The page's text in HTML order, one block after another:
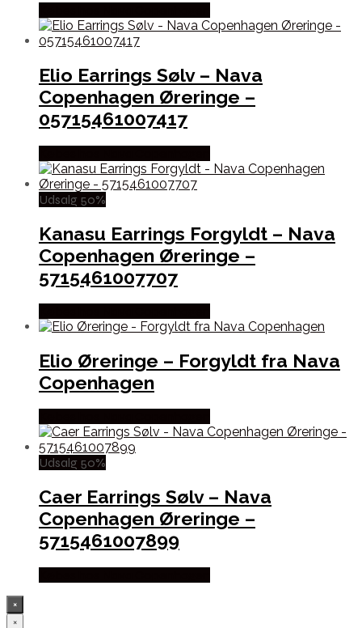
Elio Earrings Sølv – Nava
Copenhagen Øreringe –
05715461007417
Udsalg 50%
Kanasu Earrings Forgyldt – Nava
Copenhagen Øreringe –
5715461007707
Elio Øreringe – Forgyldt fra Nava
Copenhagen
Udsalg 50%
Caer Earrings Sølv – Nava
Copenhagen Øreringe –
5715461007899
×
×